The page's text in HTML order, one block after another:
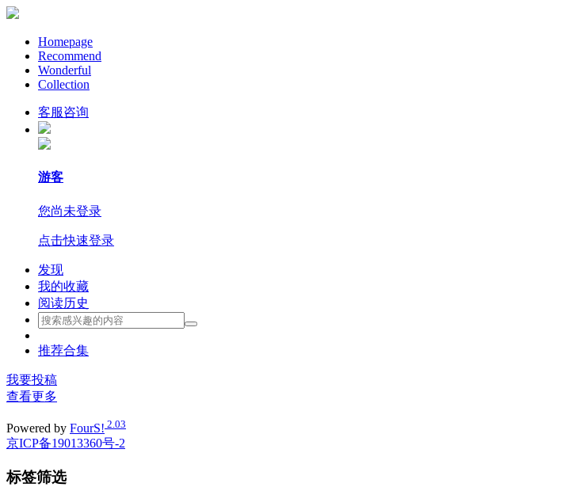
Homepage
Recommend
Wonderful
Collection
客服咨询
游客
您尚未登录
点击快速登录
发现
我的收藏
阅读历史
推荐合集
我要投稿
查看更多
Powered by FourS! 2.03
京ICP备19013360号-2
标签筛选